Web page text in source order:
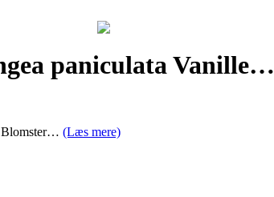
paniculata Vanille…
Blomster… (Læs mere)